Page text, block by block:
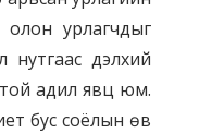
урлагчдыг
дэлхий
адил явц юм.
бус соёлын өв